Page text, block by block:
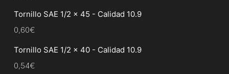
Tornillo SAE 1/2 x 45 - Calidad 10.9
0,60€
Tornillo SAE 1/2 x 40 - Calidad 10.9
0,54€